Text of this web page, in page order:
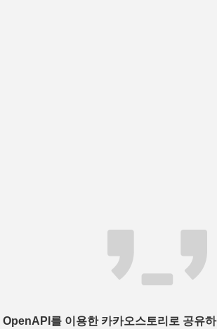
OpenAPI를 이용한 카카오스토리로 공유